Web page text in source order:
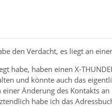
den Verdacht, es liegt an
habe, haben einen X-
und könnte auch das
Änderung des Kontakts
habe ich das